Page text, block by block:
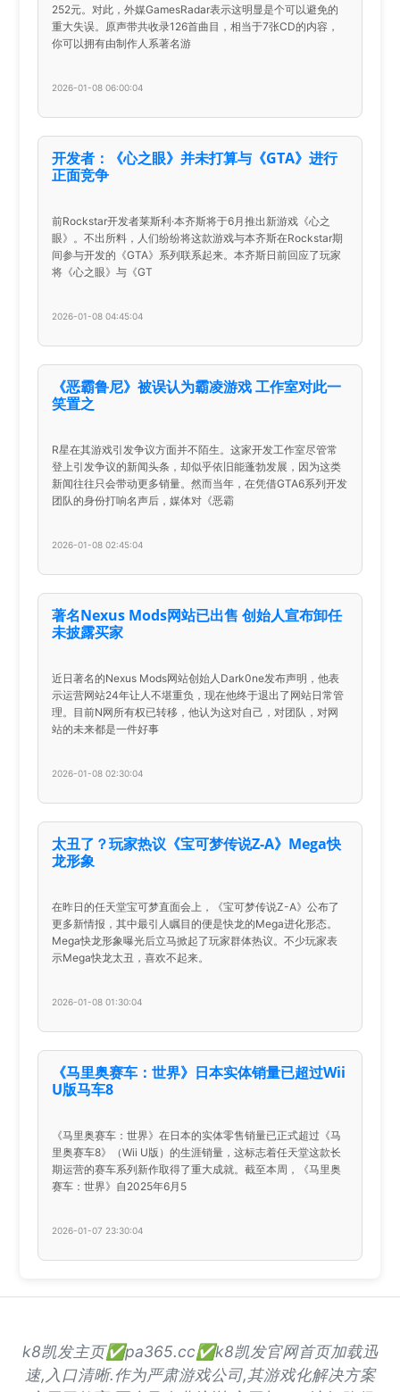
252元。对此，外媒GamesRadar表示这明显是个可以避免的
重大失误。原声带共收录126首曲目，相当于7张CD的内容，
你可以拥有由制作人系著名游
2026-01-08 06:00:04
开发者：《心之眼》并未打算与《GTA》进行
正面竞争
前Rockstar开发者莱斯利·本齐斯将于6月推出新游戏《心之
眼》。不出所料，人们纷纷将这款游戏与本齐斯在Rockstar期
间参与开发的《GTA》系列联系起来。本齐斯日前回应了玩家
将《心之眼》与《GT
2026-01-08 04:45:04
《恶霸鲁尼》被误认为霸凌游戏 工作室对此一
笑置之
R星在其游戏引发争议方面并不陌生。这家开发工作室尽管常
登上引发争议的新闻头条，却似乎依旧能蓬勃发展，因为这类
新闻往往只会带动更多销量。然而当年，在凭借GTA6系列开发
团队的身份打响名声后，媒体对《恶霸
2026-01-08 02:45:04
著名Nexus Mods网站已出售 创始人宣布卸任
未披露买家
近日著名的Nexus Mods网站创始人Dark0ne发布声明，他表
示运营网站24年让人不堪重负，现在他终于退出了网站日常管
理。目前N网所有权已转移，他认为这对自己，对团队，对网
站的未来都是一件好事
2026-01-08 02:30:04
太丑了？玩家热议《宝可梦传说Z-A》Mega快
龙形象
在昨日的任天堂宝可梦直面会上，《宝可梦传说Z-A》公布了
更多新情报，其中最引人瞩目的便是快龙的Mega进化形态。
Mega快龙形象曝光后立马掀起了玩家群体热议。不少玩家表
示Mega快龙太丑，喜欢不起来。
2026-01-08 01:30:04
《马里奥赛车：世界》日本实体销量已超过Wii
U版马车8
《马里奥赛车：世界》在日本的实体零售销量已正式超过《马
里奥赛车8》（Wii U版）的生涯销量，这标志着任天堂这款长
期运营的赛车系列新作取得了重大成就。截至本周，《马里奥
赛车：世界》自2025年6月5
2026-01-07 23:30:04
k8凯发主页✅pa365.cc✅k8凯发官网首页加载迅
速,入口清晰.作为严肃游戏公司,其游戏化解决方案